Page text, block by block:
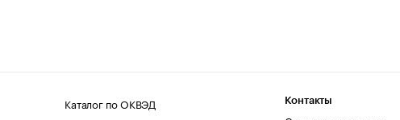
Каталог по ОКВЭД
Контакты